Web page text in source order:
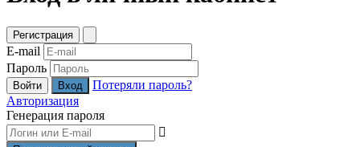
Регистрация
E-mail
Пароль
Войти
Потеряли пароль?
Авторизация
Генерация пароля